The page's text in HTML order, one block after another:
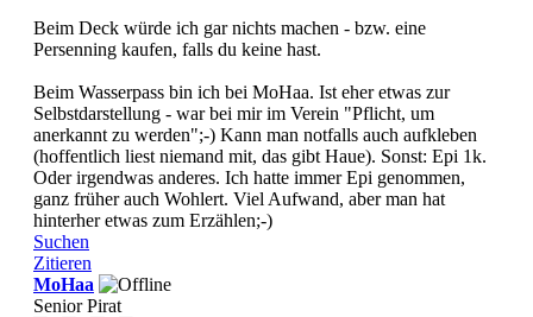
Beim Deck würde ich gar nichts machen - bzw. eine
Persenning kaufen, falls du keine hast.
Beim Wasserpass bin ich bei MoHaa. Ist eher etwas zur
Selbstdarstellung - war bei mir im Verein "Pflicht, um
anerkannt zu werden";-) Kann man notfalls auch aufkleben
(hoffentlich liest niemand mit, das gibt Haue). Sonst: Epi 1k.
Oder irgendwas anderes. Ich hatte immer Epi genommen,
ganz früher auch Wohlert. Viel Aufwand, aber man hat
hinterher etwas zum Erzählen;-)
Suchen
Zitieren
MoHaa
Senior Pirat